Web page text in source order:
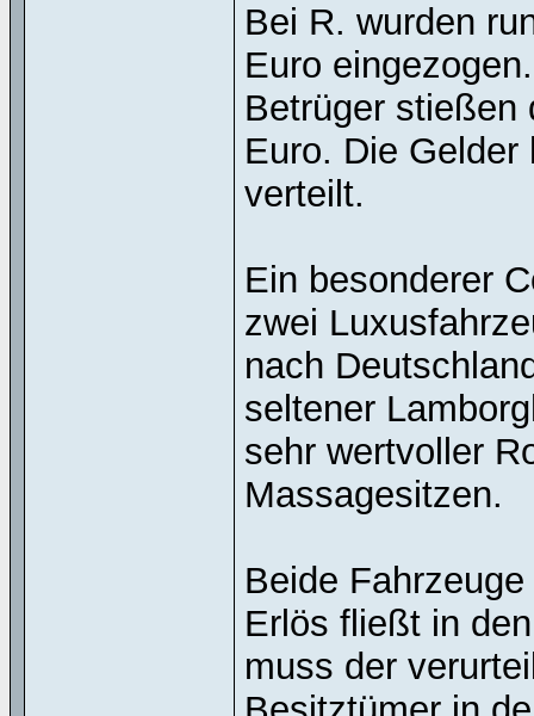
Bei R. wurden
Euro
Betrüger stießen
Euro. Die
verteilt.
Ein besonderer
zwei
nach
seltener
sehr wertvoller
Massagesitzen.
Beide
Erlös fließt in
muss der